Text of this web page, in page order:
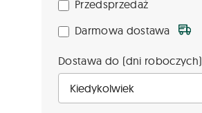
Przedsprzedaż
Darmowa dostawa
Dostawa do (dni roboczych)